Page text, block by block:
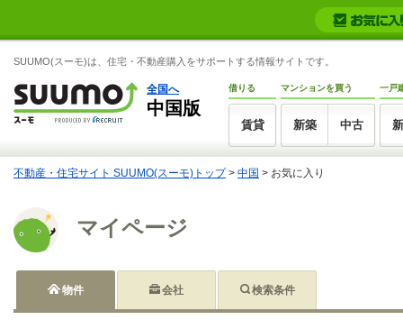
SUUMO(スーモ)は、住宅・不動産購入をサポートする情報サイトです。
全国へ
中国版
借りる
賃貸
マンションを買う
新築 中古
一戸
不動産・住宅サイト SUUMO(スーモ)トップ> 中国 > お気に入り
マイページ
物件 会社 検索条件